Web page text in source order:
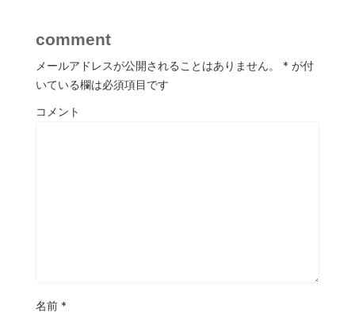
comment
メールアドレスが公開されることはありません。 * が付
いている欄は必須項目です
コメント
名前 *